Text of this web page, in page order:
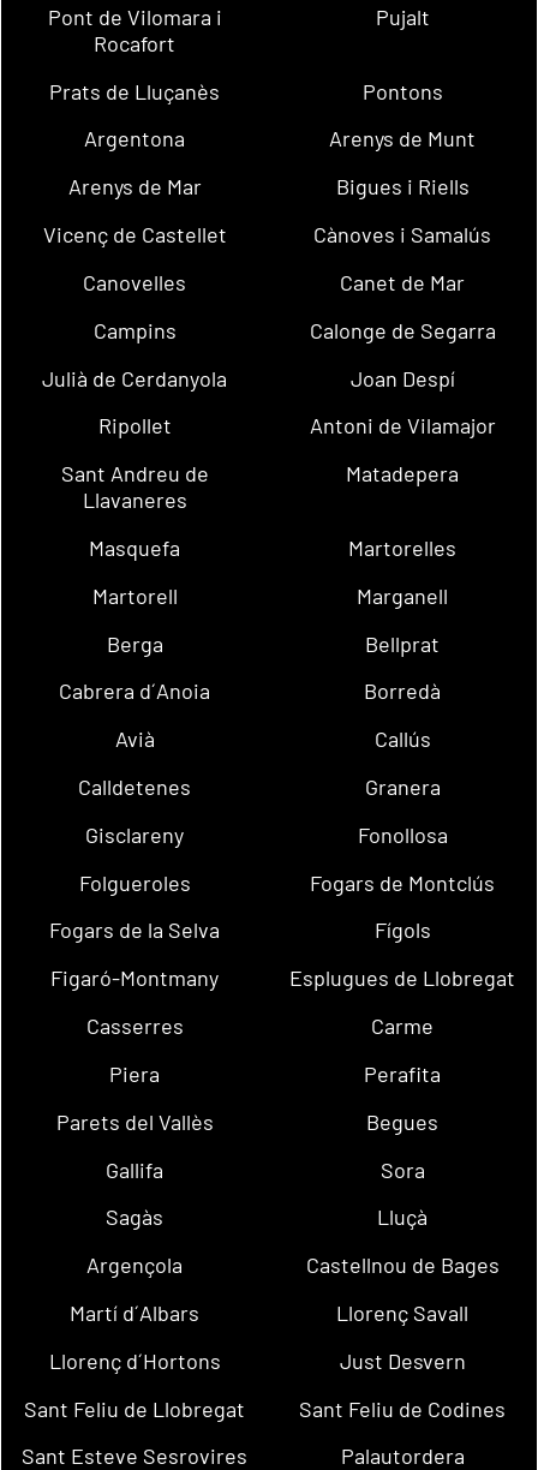
Pont de Vilomara i
Rocafort
Pujalt
Prats de Lluçanès
Pontons
Argentona
Arenys de Munt
Arenys de Mar
Bigues i Riells
Vicenç de Castellet
Cànoves i Samalús
Canovelles
Canet de Mar
Campins
Calonge de Segarra
Julià de Cerdanyola
Joan Despí
Ripollet
Antoni de Vilamajor
Sant Andreu de
Llavaneres
Matadepera
Masquefa
Martorelles
Martorell
Marganell
Berga
Bellprat
Cabrera d´Anoia
Borredà
Avià
Callús
Calldetenes
Granera
Gisclareny
Fonollosa
Folgueroles
Fogars de Montclús
Fogars de la Selva
Fígols
Figaró-Montmany
Esplugues de Llobregat
Casserres
Carme
Piera
Perafita
Parets del Vallès
Begues
Gallifa
Sora
Sagàs
Lluçà
Argençola
Castellnou de Bages
Martí d´Albars
Llorenç Savall
Llorenç d´Hortons
Just Desvern
Sant Feliu de Llobregat
Sant Feliu de Codines
Sant Esteve Sesrovires
Palautordera